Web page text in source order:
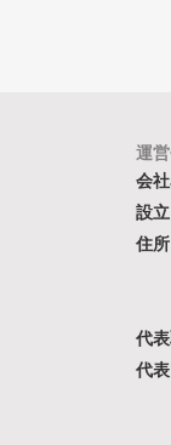
運
会社
設立
住所
代表
代表